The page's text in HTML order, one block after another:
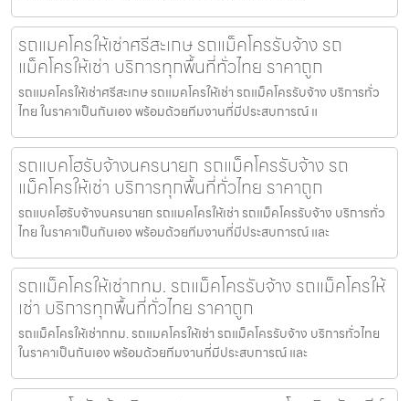
รถแมคโครให้เช่าศรีสะเกษ รถแม็คโครรับจ้าง รถ
แม็คโครให้เช่า บริการทุกพื้นที่ทั่วไทย ราคาถูก
รถแมคโครให้เช่าศรีสะเกษ รถแมคโครให้เช่า รถแม็คโครรับจ้าง บริการทั่ว
ไทย ในราคาเป็นกันเอง พร้อมด้วยทีมงานที่มีประสบการณ์ แ
รถแบคโฮรับจ้างนครนายก รถแม็คโครรับจ้าง รถ
แม็คโครให้เช่า บริการทุกพื้นที่ทั่วไทย ราคาถูก
รถแบคโฮรับจ้างนครนายก รถแมคโครให้เช่า รถแม็คโครรับจ้าง บริการทั่ว
ไทย ในราคาเป็นกันเอง พร้อมด้วยทีมงานที่มีประสบการณ์ และ
รถแม็คโครให้เช่ากทม. รถแม็คโครรับจ้าง รถแม็คโครให้
เช่า บริการทุกพื้นที่ทั่วไทย ราคาถูก
รถแม็คโครให้เช่ากทม. รถแมคโครให้เช่า รถแม็คโครรับจ้าง บริการทั่วไทย
ในราคาเป็นกันเอง พร้อมด้วยทีมงานที่มีประสบการณ์ และ